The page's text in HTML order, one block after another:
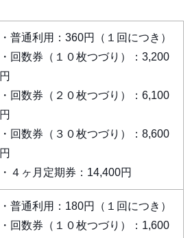
・普通利用：360円（１回につき）
・回数券（１０枚つづり）：3,200
円
・回数券（２０枚つづり）：6,100
円
・回数券（３０枚つづり）：8,600
円
・４ヶ月定期券：14,400円
・普通利用：180円（１回につき）
・回数券（１０枚つづり）：1,600